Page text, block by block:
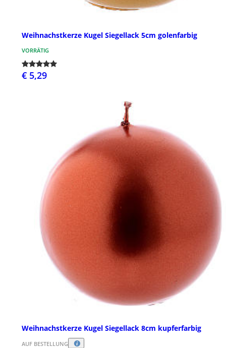
Weihnachstkerze Kugel Siegellack 5cm golenfarbig
VORRÄTIG
€ 5,29
Weihnachstkerze Kugel Siegellack 8cm kupferfarbig
AUF BESTELLUNG